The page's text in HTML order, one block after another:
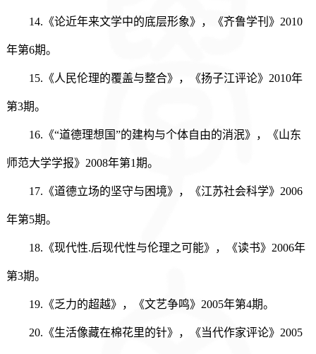
14.《论近年来文学中的底层形象》，《齐鲁学刊》2010
年第6期。
15.《人民伦理的覆盖与整合》，《扬子江评论》2010年
第3期。
16.《“道德理想国”的建构与个体自由的消泯》，《山东
师范大学学报》2008年第1期。
17.《道德立场的坚守与困境》，《江苏社会科学》2006
年第5期。
18.《现代性.后现代性与伦理之可能》，《读书》2006年
第3期。
19.《乏力的超越》，《文艺争鸣》2005年第4期。
20.《生活像藏在棉花里的针》，《当代作家评论》2005